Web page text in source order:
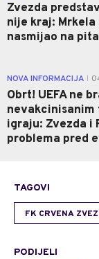
Zvezda
nije kraj:
nasmijao na
NOVA INFORMACIJA
Obrt! UEFA ne
igraju: Zvezda i
problema pred
TAGOVI
FK CRVENA
PODIJELI